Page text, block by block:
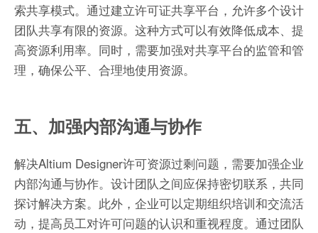
索共享模式。通过建立许可证共享平台，允许多个设计
团队共享有限的资源。这种方式可以有效降低成本、提
高资源利用率。同时，需要加强对共享平台的监管和管
理，确保公平、合理地使用资源。
五、加强内部沟通与协作
解决Altium Designer许可资源过剩问题，需要加强企业
内部沟通与协作。设计团队之间应保持密切联系，共同
探讨解决方案。此外，企业可以定期组织培训和交流活
动，提高员工对许可问题的认识和重视程度。通过团队